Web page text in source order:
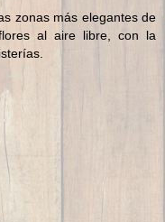
zonas más elegantes de
al aire libre, con la